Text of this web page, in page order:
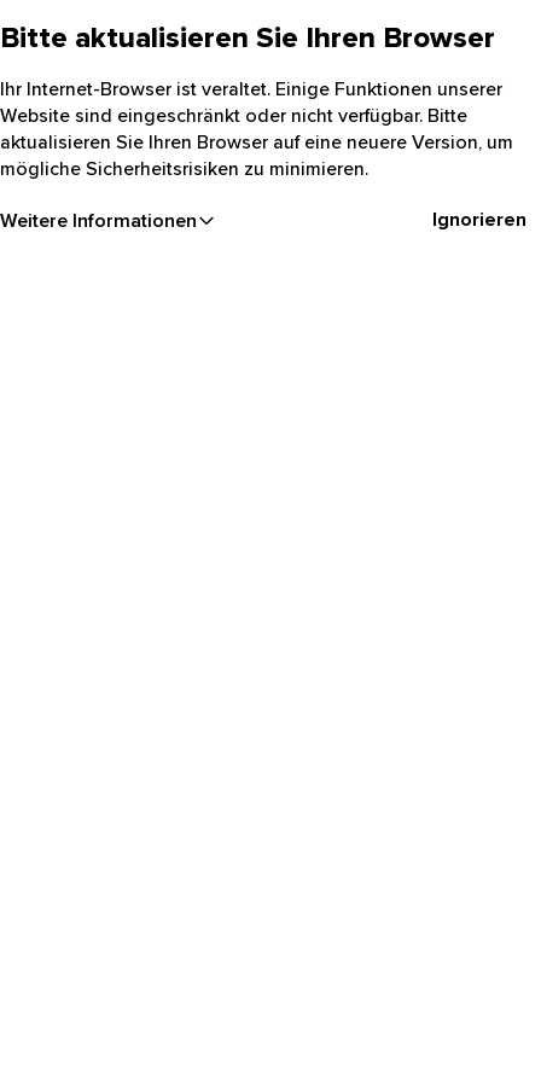
Bitte aktualisieren Sie Ihren Browser
Ihr Internet-Browser ist veraltet. Einige Funktionen unserer
Website sind eingeschränkt oder nicht verfügbar. Bitte
aktualisieren Sie Ihren Browser auf eine neuere Version, um
mögliche Sicherheitsrisiken zu minimieren.
Weitere Informationen Ignorieren